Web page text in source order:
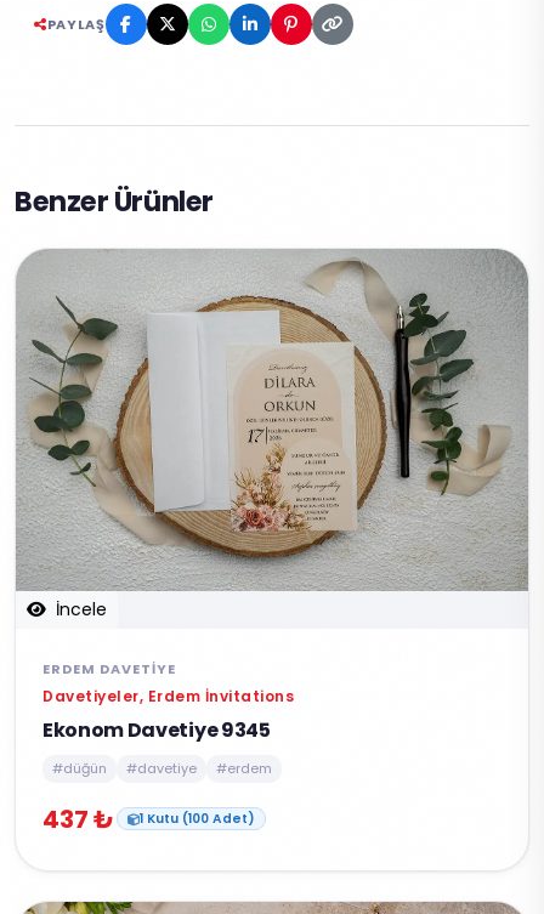
PAYLAŞ
Benzer Ürünler
İncele
ERDEM DAVETIYE
Davetiyeler, Erdem İnvitations
Ekonom Davetiye 9345
#düğün #davetiye #erdem
437 ₺ 1 Kutu (100 Adet)